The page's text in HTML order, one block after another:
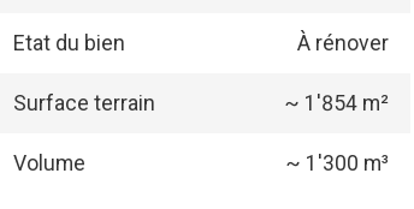
Etat du bien À rénover
Surface terrain ~ 1'854 m²
Volume ~ 1'300 m³